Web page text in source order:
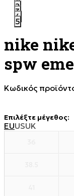
2
3
4
5
nike
spw
Κωδικός
Επιλέξτε μέγεθος:
EUUSUK